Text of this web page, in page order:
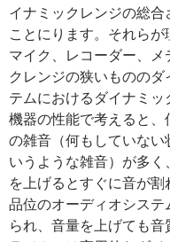
イナミックレンジの総
ことにります。それらが
マイク、レコーダー、
クレンジの狭いものの
テムにおけるダイナミッ
機器の性能で考えると
の雑音（何もしていない
いうような雑音）が多
を上げるとすぐに音が
品位のオーディオシステ
られ、音量を上げても